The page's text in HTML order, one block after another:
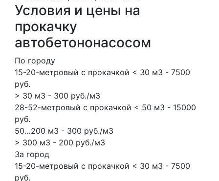
Условия и цены на
прокачку
автобетононасосом
По городу
15-20-метровый с прокачкой < 30 м3 - 7500
руб.
> 30 м3 - 300 руб./м3
28-52-метровый с прокачкой < 50 м3 - 15000
руб.
50…200 м3 - 300 руб./м3
> 300 м3 - 200 руб./м3
За город
15-20-метровый с прокачкой < 30 м3 - 7500
руб.